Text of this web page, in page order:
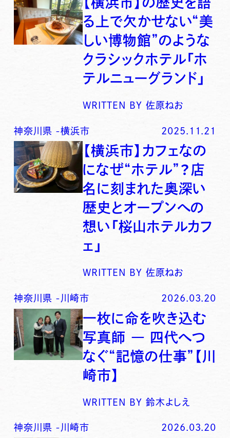
る上で欠かせない“美
しい博物館”のような
クラシックホテル「ホ
テルニューグランド」
WRITTEN BY 佐原ねお
神奈川県 -横浜市 2025.11.21
【横浜市】カフェなの
になぜ“ホテル”？店
名に刻まれた奥深い
歴史とオープンへの
想い「桜山ホテルカフ
ェ」
WRITTEN BY 佐原ねお
神奈川県 - 川崎市 2026.03.20
一枚に命を吹き込む
写真師 ― 四代へつ
なぐ“記憶の仕事”【川
崎市】
WRITTEN BY 鈴木よしえ
神奈川県 - 川崎市 2026.03.20